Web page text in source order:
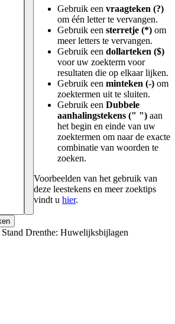
Gebruik een vraagteken (?)
om één letter te vervangen.
Gebruik een sterretje (*) om
meer letters te vervangen.
Gebruik een dollarteken ($)
voor uw zoekterm voor
resultaten die op elkaar lijken.
Gebruik een minteken (-) om
zoektermen uit te sluiten.
Gebruik een Dubbele
aanhalingstekens (" ") aan
het begin en einde van uw
zoektermen om naar de exacte
combinatie van woorden te
zoeken.
Voorbeelden van het gebruik van
deze leestekens en meer zoektips
vindt u hier.
Drenthe: Huwelijksbijlagen